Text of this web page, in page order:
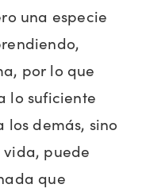
una especie
por lo que
lo suficiente
demás, sino
puede
que